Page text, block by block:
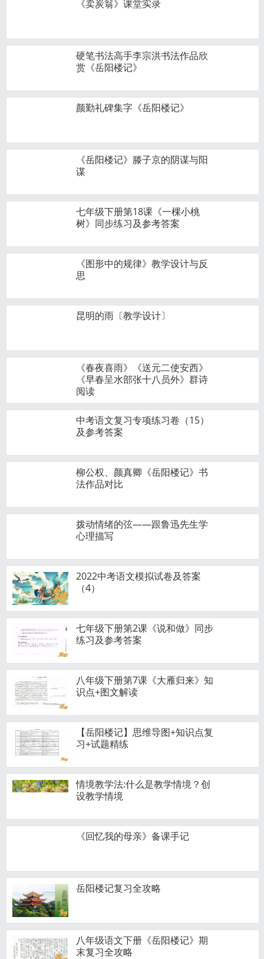
《卖炭翁》课堂实录
硬笔书法高手李宗洪书法作品欣
赏《岳阳楼记》
颜勤礼碑集字《岳阳楼记》
《岳阳楼记》滕子京的阴谋与阳
谋
七年级下册第18课《一棵小桃
树》同步练习及参考答案
《图形中的规律》教学设计与反
思
昆明的雨〔教学设计〕
《春夜喜雨》《送元二使安西》
《早春呈水部张十八员外》群诗
阅读
中考语文复习专项练习卷（15）
及参考答案
柳公权、颜真卿《岳阳楼记》书
法作品对比
拨动情绪的弦——跟鲁迅先生学
心理描写
2022中考语文模拟试卷及答案
（4）
七年级下册第2课《说和做》同步
练习及参考答案
八年级下册第7课《大雁归来》知
识点+图文解读
【岳阳楼记】思维导图+知识点复
习+试题精练
情境教学法:什么是教学情境？创
设教学情境
《回忆我的母亲》备课手记
岳阳楼记复习全攻略
八年级语文下册《岳阳楼记》期
末复习全攻略